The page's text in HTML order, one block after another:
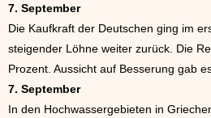
7. September
Die Kaufkraft der Deutschen ging im
steigender Löhne weiter zurück. Die
Prozent. Aussicht auf Besserung gab
7. September
In den Hochwassergebieten in